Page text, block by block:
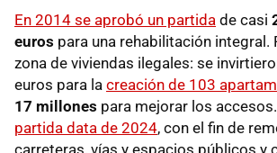
En 2014 se aprobó un partida de casi
euros para una rehabilitación integral.
zona de viviendas ilegales: se
euros para la creación de 103
17 millones para mejorar los accesos.
partida data de 2024, con el fin de
carreteras, vías y espacios públicos y